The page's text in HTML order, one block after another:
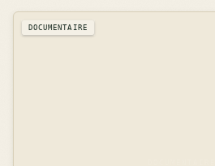
DOCUMENTAIRE